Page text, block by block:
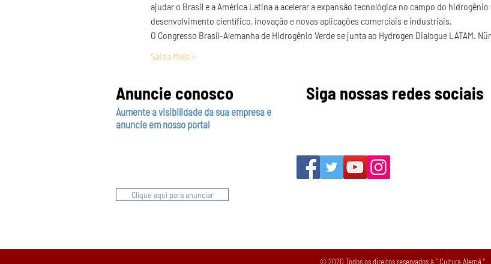
ajudar o Brasil e a América Latina a acelerar a expansão tecnológica no campo do
desenvolvimento científico, inovação e novas aplicações comerciais e industriais.
O Congresso Brasil-Alemanha de Hidrogênio Verde se junta ao Hydrogen Dialogue LATAM.
Saiba Mais >
Anuncie conosco Siga nossas redes sociais
Aumente a visibilidade da sua empresa e
anuncie em nosso portal
Clique aqui para anunciar
© 2020 Todos os direitos reservados à " Cultura Alemã "